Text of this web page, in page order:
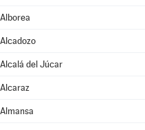
Alborea
Alcadozo
Alcalá del Júcar
Alcaraz
Almansa